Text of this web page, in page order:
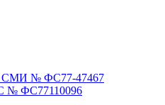
СМИ № ФС77-47467
№ ФС77110096